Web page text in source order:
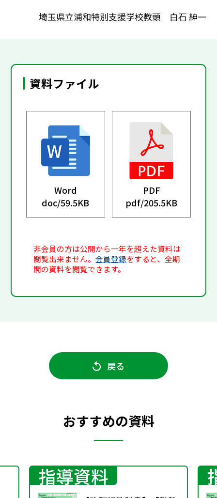
埼玉県立浦和特別支援学校教頭 白石 紳一
資料ファイル
Word
doc/59.5KB
PDF
pdf/205.5KB
非会員の方は公開から一年を超えた資料は
閲覧出来ません。会員登録をすると、全期
間の資料を閲覧できます。
戻る
おすすめの資料
指導資料